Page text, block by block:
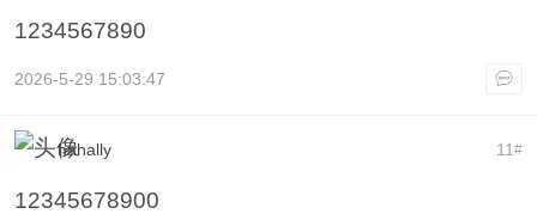
1234567890
2026-5-29 15:03:47
11#
hahally
12345678900